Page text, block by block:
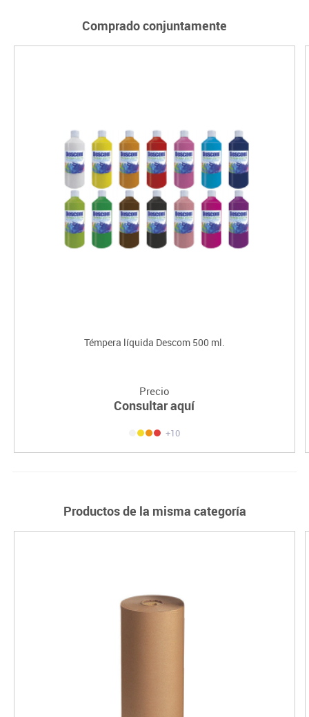
Comprado conjuntamente
Témpera líquida Descom 500 ml.
Precio
Consultar aquí
+10
Productos de la misma categoría